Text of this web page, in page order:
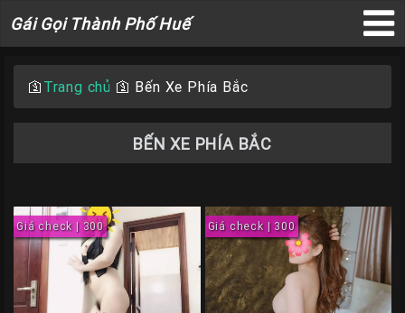
Gái Gọi Thành Phố Huế
Gái
Thành
Phố
Huế
×
Chủ
Gái
gọi
Huế
🛐 Trang chủ 🛐 Bến Xe Phía Bắc
BẾN XE PHÍA BẮC
Giá check | 300 Giá check | 300